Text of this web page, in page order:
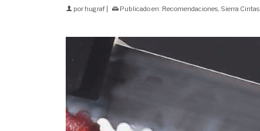
por hugraf Publicado en: Recomendaciones, Sierra